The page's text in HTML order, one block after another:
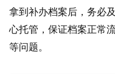
拿到补办档案后，务必
心托管，保证档案正常
等问题。